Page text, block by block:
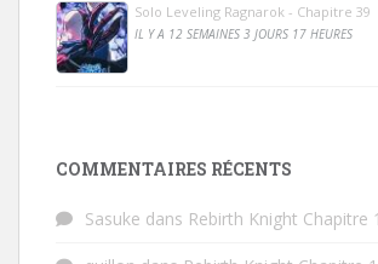
Solo Leveling Ragnarok - Chapitre 39
IL Y A 12 SEMAINES 3 JOURS 17 HEURES
COMMENTAIRES RÉCENTS
Sasuke dans Rebirth Knight Chapitre